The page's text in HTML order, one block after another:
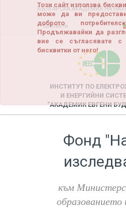
Този сайт използва
може да ви
доброто
Продължавайки да
вие се съгласявате с
бисквитки от него!
БЪЛГАРСКА АКАДЕМИЯ НА
Контакти
ИНСТИТУТ ПО
И ЕНЕРГИЙНИ
"АКАДЕМИК ЕВГЕНИ
Фонд
към
образованието